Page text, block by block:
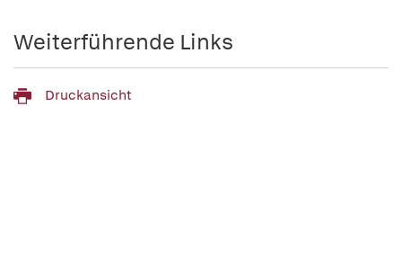
Weiterführende Links
Druckansicht